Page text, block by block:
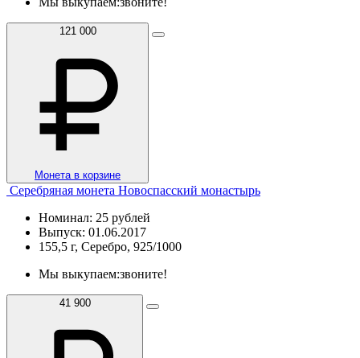
121 000
Монета в корзине
Серебряная монета Новоспасский монастырь
Номинал: 25 рублей
Выпуск: 01.06.2017
155,5 г, Серебро, 925/1000
Мы выкупаем:звоните!
41 900